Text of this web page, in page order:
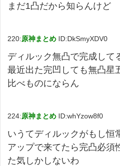
まだ1凸だから知らんけど
220:原神まとめ ID:DkSmyXDV0
ディルック無凸で完成して
最近出た完凹しても無凸星
比べものにならん
224:原神まとめ ID:whYzow8f0
いうてディルックがもし恒
アップで来てたら完凸必須
た気しかしないわ